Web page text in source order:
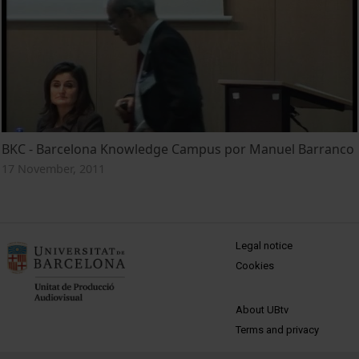
BKC - Barcelona Knowledge Campus por Manuel Barranco
17 November, 2011
MENÚ PEU 1
Legal notice
Cookies
PEU 2
About UBtv
Terms and privacy